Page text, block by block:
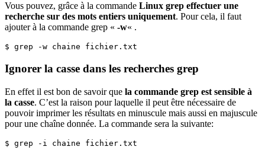
Vous pouvez, grâce à la commande Linux grep effectuer une
recherche sur des mots entiers uniquement. Pour cela, il faut
ajouter à la commande grep « -w« .
$ grep -w chaine fichier.txt
Ignorer la casse dans les recherches grep
En effet il est bon de savoir que la commande grep est sensible à
la casse. C’est la raison pour laquelle il peut être nécessaire de
pouvoir imprimer les résultats en minuscule mais aussi en majuscule
pour une chaîne donnée. La commande sera la suivante:
$ grep -i chaine fichier.txt